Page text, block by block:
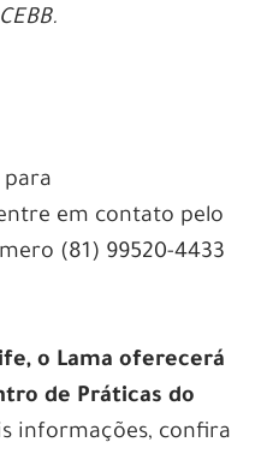
para
em contato pelo
(81) 99520-4433
o Lama oferecerá
de Práticas do
informações, confira